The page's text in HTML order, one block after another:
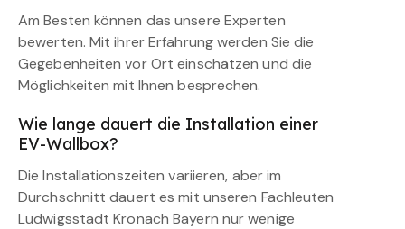
Am Besten können das unsere Experten
bewerten. Mit ihrer Erfahrung werden Sie die
Gegebenheiten vor Ort einschätzen und die
Möglichkeiten mit Ihnen besprechen.
Wie lange dauert die Installation einer
EV-Wallbox?
Die Installationszeiten variieren, aber im
Durchschnitt dauert es mit unseren Fachleuten
Ludwigsstadt Kronach Bayern nur wenige